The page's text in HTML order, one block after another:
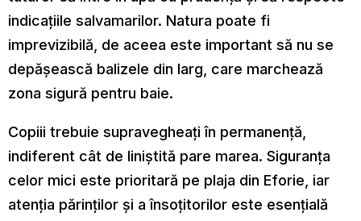
indicațiile salvamarilor. Natura poate fi
imprevizibilă, de aceea este important să nu se
depășească balizele din larg, care marchează
zona sigură pentru baie.
Copiii trebuie supravegheați în permanență,
indiferent cât de liniștită pare marea. Siguranța
celor mici este prioritară pe plaja din Eforie, iar
atenția părinților și a însoțitorilor este esențială